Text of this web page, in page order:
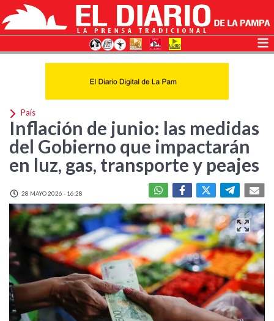
País
Inflación de junio: las medidas
del Gobierno que impactarán
en luz, gas, transporte y peajes
28 MAYO 2026 - 16:28